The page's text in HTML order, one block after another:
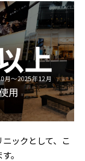
ックとして、こ
。